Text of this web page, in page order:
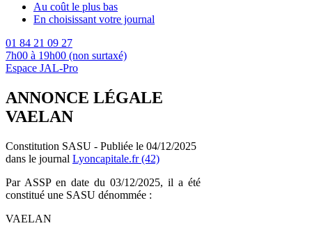
Au coût le plus bas
En choisissant votre journal
01 84 21 09 27
7h00 à 19h00 (non surtaxé)
Espace JAL-Pro
ANNONCE LÉGALE
VAELAN
Constitution SASU - Publiée le 04/12/2025
dans le journal Lyoncapitale.fr (42)
Par ASSP en date du 03/12/2025, il a été
constitué une SASU dénommée :
VAELAN